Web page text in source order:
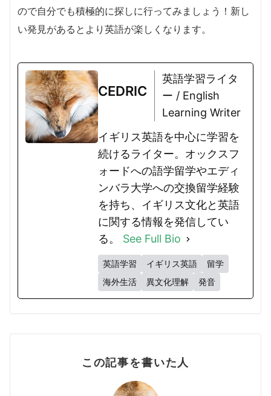
ので自分でも積極的に探しに行ってみましょう！新し
い発見があるとより英語が楽しくなります。
CEDRIC
英語学習ライタ
ー / English
Learning Writer
イギリス英語を中心に学習を
続けるライター。オックスフ
ォードへの語学留学やエディ
ンバラ大学への交換留学経験
を持ち、イギリス文化と英語
に関する情報を発信してい
る。 See Full Bio
英語学習 イギリス英語
留学
海外生活
異文化理解 発音
この記事を書いた人